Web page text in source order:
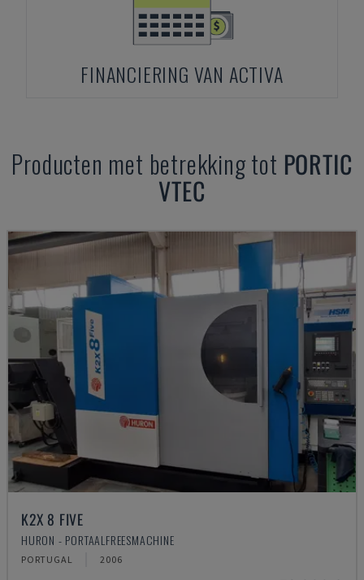
FINANCIERING VAN ACTIVA
Producten met betrekking tot PORTIC
VTEC
K2X 8 FIVE
HURON - PORTAALFREESMACHINE
PORTUGAL 2006